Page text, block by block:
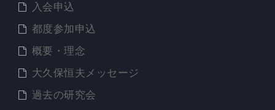
入会申込
都度参加申込
概要・理念
大久保恒夫メッセージ
過去の研究会